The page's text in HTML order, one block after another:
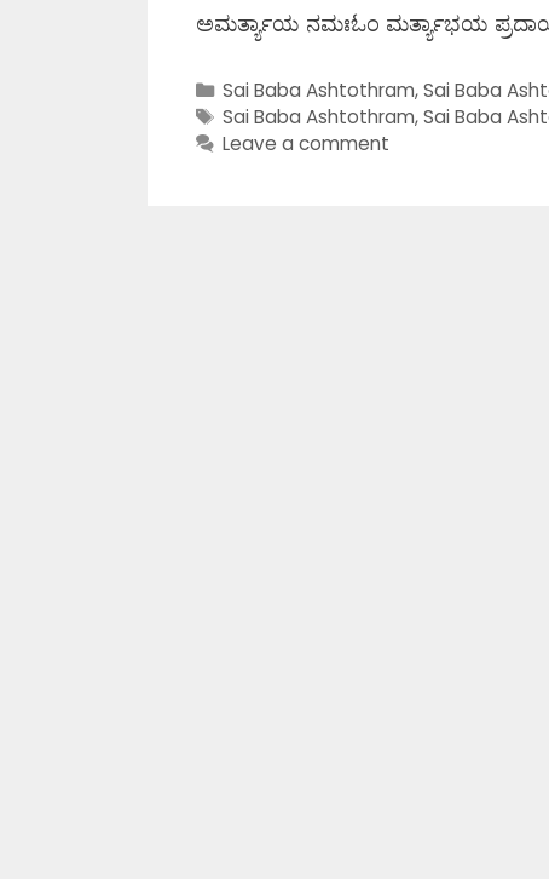
ಅಮರ್ತ್ಯಾಯ ನಮಃಓಂ ಮರ್ತ್ಯಾಭಯ
Categories
Sai Baba Ashtothram,Sai Baba
Tags
Sai Baba Ashtothram,Sai Baba
Leave a comment